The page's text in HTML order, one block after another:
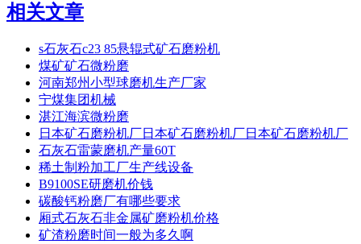
相关文章
s石灰石c23 85悬辊式矿石磨粉机
煤矿矿石微粉磨
河南郑州小型球磨机生产厂家
宁煤集团机械
湛江海滨微粉磨
日本矿石磨粉机厂日本矿石磨粉机厂日本矿石磨粉机厂
石灰石雷蒙磨机产量60T
稀土制粉加工厂生产线设备
B9100SE研磨机价钱
碳酸钙粉磨厂有哪些要求
厢式石灰石非金属矿磨粉机价格
矿渣粉磨时间一般为多久啊